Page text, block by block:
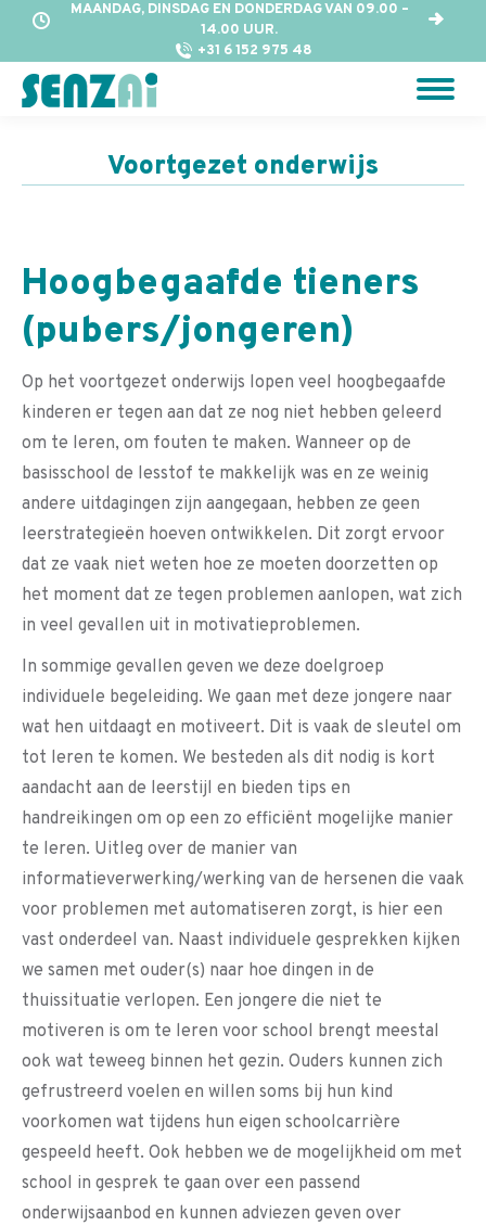
MAANDAG, DINSDAG EN DONDERDAG VAN 09.00 –
14.00 UUR.
+31 6 152 975 48
Voortgezet onderwijs
Hoogbegaafde tieners
(pubers/jongeren)
Op het voortgezet onderwijs lopen veel hoogbegaafde
kinderen er tegen aan dat ze nog niet hebben geleerd
om te leren, om fouten te maken. Wanneer op de
basisschool de lesstof te makkelijk was en ze weinig
andere uitdagingen zijn aangegaan, hebben ze geen
leerstrategieën hoeven ontwikkelen. Dit zorgt ervoor
dat ze vaak niet weten hoe ze moeten doorzetten op
het moment dat ze tegen problemen aanlopen, wat zich
in veel gevallen uit in motivatieproblemen.
In sommige gevallen geven we deze doelgroep
individuele begeleiding. We gaan met deze jongere naar
wat hen uitdaagt en motiveert. Dit is vaak de sleutel om
tot leren te komen. We besteden als dit nodig is kort
aandacht aan de leerstijl en bieden tips en
handreikingen om op een zo efficiënt mogelijke manier
te leren. Uitleg over de manier van
informatieverwerking/werking van de hersenen die vaak
voor problemen met automatiseren zorgt, is hier een
vast onderdeel van. Naast individuele gesprekken kijken
we samen met ouder(s) naar hoe dingen in de
thuissituatie verlopen. Een jongere die niet te
motiveren is om te leren voor school brengt meestal
ook wat teweeg binnen het gezin. Ouders kunnen zich
gefrustreerd voelen en willen soms bij hun kind
voorkomen wat tijdens hun eigen schoolcarrière
gespeeld heeft. Ook hebben we de mogelijkheid om met
school in gesprek te gaan over een passend
onderwijsaanbod en kunnen adviezen geven over